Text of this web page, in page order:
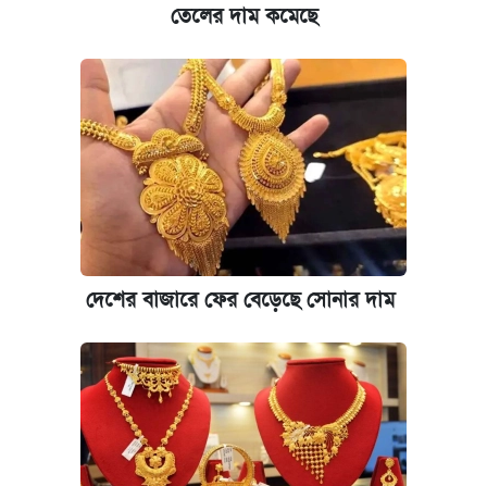
তেলের দাম কমেছে
দেশের বাজারে ফের বেড়েছে সোনার দাম